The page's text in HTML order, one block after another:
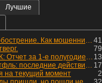
Лучшие
41
Летнее обострение. Как мошенники пытаются подсунуть кнопку "БАБЛО" девушкам
79
13
НОВАТЭК: Отчет за 1-е полугодие 2026 - прибыль продолжает падать, но лучшее впереди, если не прилетит
17
Мой портфль: последние действия и текущая структура. Краткий комментарий по всем позициям
2
на текущий момент